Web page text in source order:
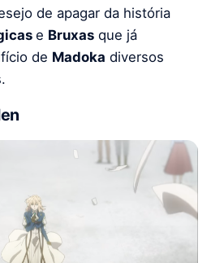
de apagar da história
e Bruxas que já
de Madoka diversos